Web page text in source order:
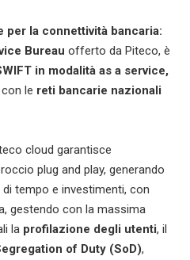
per la connettività bancaria:
Bureau offerto da Piteco, è
in modalità as a service,
le reti bancarie nazionali
cloud garantisce
plug and play, generando
tempo e investimenti, con
gestendo con la massima
la profilazione degli utenti, il
of Duty (SoD),